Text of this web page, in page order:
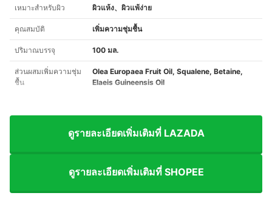
เหมาะสำหรับผิว ผิวแห้ง、ผิวแพ้ง่าย
คุณสมบัติ เพิ่มความชุ่มชื้น
ปริมาณบรรจุ 100 มล.
ส่วนผสมเพิ่มความชุ่ม
ชื้น
Olea Europaea Fruit Oil, Squalene, Betaine,
Elaeis Guineensis Oil
ดูรายละเอียดเพิ่มเติมที่ LAZADA
ดูรายละเอียดเพิ่มเติมที่ SHOPEE